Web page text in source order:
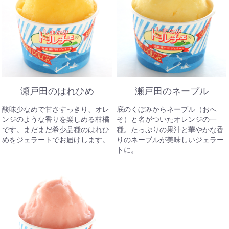
瀬戸田のはれひめ
酸味少なめで甘さすっきり、オレ
ンジのような香りを楽しめる柑橘
です。まだまだ希少品種のはれひ
めをジェラートでお届けします。
瀬戸田のネーブル
底のくぼみからネーブル（おへ
そ）と名がついたオレンジの一
種。たっぷりの果汁と華やかな香
りのネーブルが美味しいジェラー
トに。